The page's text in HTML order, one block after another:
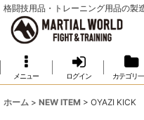
格闘技用品・トレーニング用品の製
メニュー ログイン カテゴリ
ホーム > NEW ITEM > OYAZI KICK